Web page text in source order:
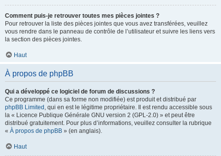
Comment puis-je retrouver toutes mes pièces jointes ?
Pour retrouver la liste des pièces jointes que vous avez transférées, veuillez
vous rendre dans le panneau de contrôle de l’utilisateur et suivre les liens vers
la section des pièces jointes.
Haut
À propos de phpBB
Qui a développé ce logiciel de forum de discussions ?
Ce programme (dans sa forme non modifiée) est produit et distribué par
phpBB Limited , qui en est le légitime propriétaire. Il est rendu accessible sous
la « Licence Publique Générale GNU version 2 (GPL-2.0) » et peut être
distribué gratuitement. Pour plus d’informations, veuillez consulter la rubrique
« À propos de phpBB » (en anglais).
Haut